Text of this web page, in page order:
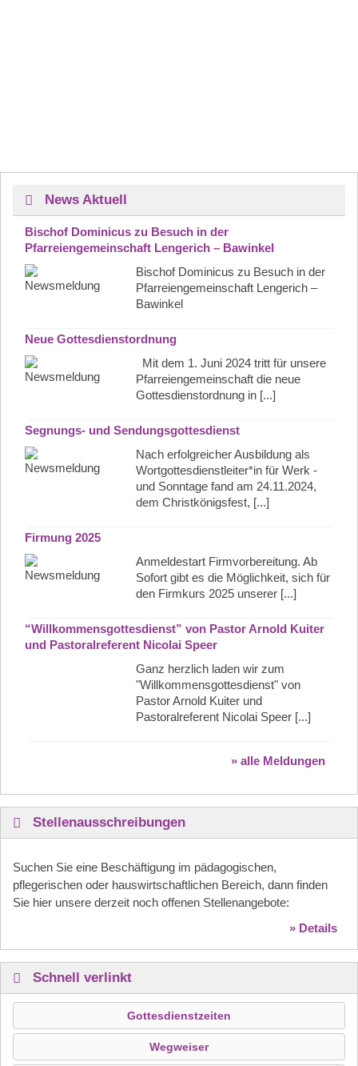
News Aktuell
Bischof Dominicus zu Besuch in der
Pfarreiengemeinschaft Lengerich – Bawinkel
Bischof Dominicus zu Besuch in der
Pfarreiengemeinschaft Lengerich –
Bawinkel
Neue Gottesdienstordnung
Mit dem 1. Juni 2024 tritt für unsere
Pfarreiengemeinschaft die neue
Gottesdienstordnung in [...]
Segnungs- und Sendungsgottesdienst
Nach erfolgreicher Ausbildung als
Wortgottesdienstleiter*in für Werk -
und Sonntage fand am 24.11.2024,
dem Christkönigsfest, [...]
Firmung 2025
Anmeldestart Firmvorbereitung. Ab
Sofort gibt es die Möglichkeit, sich für
den Firmkurs 2025 unserer [...]
“Willkommensgottesdienst” von Pastor Arnold Kuiter
und Pastoralreferent Nicolai Speer
Ganz herzlich laden wir zum
"Willkommensgottesdienst" von
Pastor Arnold Kuiter und
Pastoralreferent Nicolai Speer [...]
» alle Meldungen
Stellenausschreibungen
Suchen Sie eine Beschäftigung im pädagogischen,
pflegerischen oder hauswirtschaftlichen Bereich, dann finden
Sie hier unsere derzeit noch offenen Stellenangebote:
» Details
Schnell verlinkt
Gottesdienstzeiten
Wegweiser